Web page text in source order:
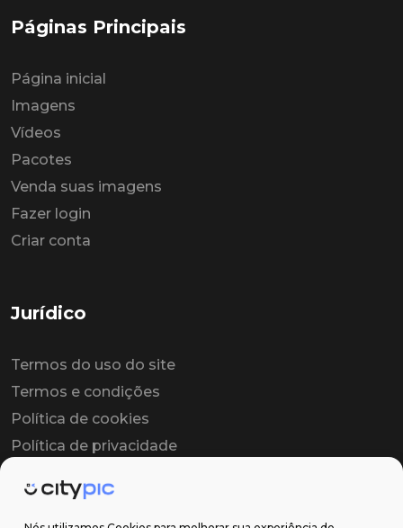
Páginas Principais
Página inicial
Imagens
Vídeos
Pacotes
Venda suas imagens
Fazer login
Criar conta
Jurídico
Termos do uso do site
Termos e condições
Política de cookies
Política de privacidade
Contrato de licença